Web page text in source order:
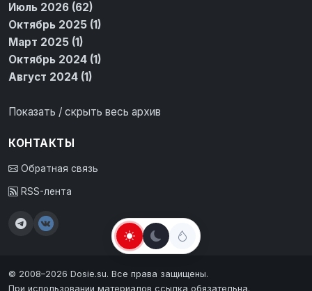
Июль 2026 (62)
Октябрь 2025 (1)
Март 2025 (1)
Октябрь 2024 (1)
Август 2024 (1)
Показать / скрыть весь архив
КОНТАКТЫ
Обратная связь
RSS-лента
© 2008–2026 Dosie.su. Все права защищены.
При использовании материалов ссылка обязательна.